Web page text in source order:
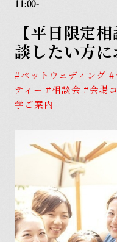
Model Plan
モデルプラン
Item
アイテム
Report
ウェディングレポート
フリーランスウェディ
プランナーの皆様へ
プライバシーポリシー
11:00-
【平日限定
談したい方
#ペットウェディング
ティー #相談会 #会場
学ご案内